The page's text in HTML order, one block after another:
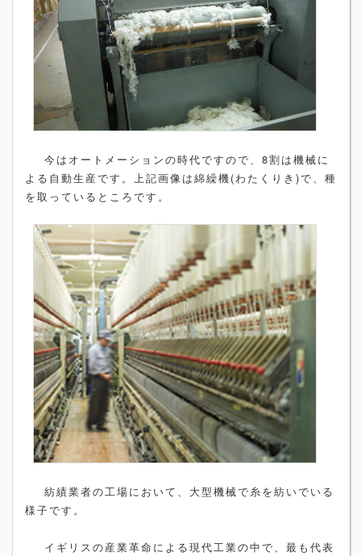
今はオートメーションの時代ですので、8割は機械に
よる自動生産です。上記画像は綿繰機(わたくりき)で、種
を取っているところです。
紡績業者の工場において、大型機械で糸を紡いでいる
様子です。
イギリスの産業革命による現代工業の中で、最も代表